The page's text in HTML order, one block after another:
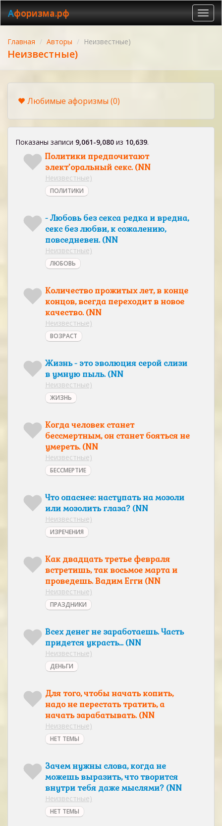
Афоризма.рф
Главная Авторы Неизвестные)
Неизвестные)
Любимые афоризмы (0)
Показаны записи 9,061-9,080 из 10,639.
Политики предпочитают
элект’оральный секс. (NN
Неизвестные)
ПОЛИТИКИ
- Любовь без секса редка и вредна,
секс без любви, к сожалению,
повседневен. (NN
Неизвестные)
ЛЮБОВЬ
Количество прожитых лет, в конце
концов, всегда переходит в новое
качество. (NN
Неизвестные)
ВОЗРАСТ
Жизнь - это эволюция серой слизи
в умную пыль. (NN
Неизвестные)
ЖИЗНЬ
Когда человек станет
бессмертным, он станет бояться не
умереть. (NN
Неизвестные)
БЕССМЕРТИЕ
Что опаснее: наступать на мозоли
или мозолить глаза? (NN
Неизвестные)
ИЗРЕЧЕНИЯ
Как двадцать третье февраля
встретишь, так восьмое марта и
проведешь. Вадим Егги (NN
Неизвестные)
ПРАЗДНИКИ
Всех денег не заработаешь. Часть
придется украсть... (NN
Неизвестные)
ДЕНЬГИ
Для того, чтобы начать копить,
надо не перестать тратить, а
начать зарабатывать. (NN
Неизвестные)
НЕТ ТЕМЫ
Зачем нужны слова, когда не
можешь выразить, что творится
внутри тебя даже мыслями? (NN
Неизвестные)
НЕТ ТЕМЫ